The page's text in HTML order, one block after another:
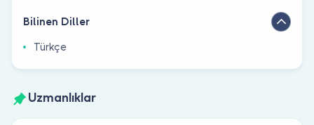
Bilinen Diller
Türkçe
Uzmanlıklar